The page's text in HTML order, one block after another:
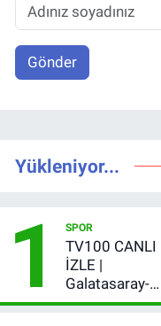
Gönder
Yükleniyor...
1 SPOR
TV100 CANLI
İZLE |
Galatasaray-
Villarreal maçı